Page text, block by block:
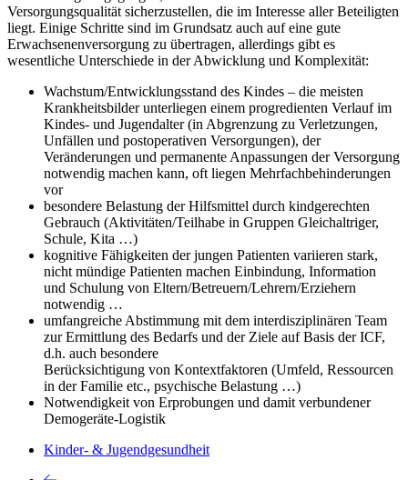
Versorgungsqualität sicherzustellen, die im Interesse aller Beteiligten
liegt. Einige Schritte sind im Grundsatz auch auf eine gute
Erwachsenenversorgung zu übertragen, allerdings gibt es
wesentliche Unterschiede in der Abwicklung und Komplexität:
Wachstum/Entwicklungsstand des Kindes – die meisten
Krankheitsbilder unterliegen einem progredienten Verlauf im
Kindes- und Jugendalter (in Abgrenzung zu Verletzungen,
Unfällen und postoperativen Versorgungen), der
Veränderungen und permanente Anpassungen der Versorgung
notwendig machen kann, oft liegen Mehrfachbehinderungen
vor
besondere Belastung der Hilfsmittel durch kindgerechten
Gebrauch (Aktivitäten/Teilhabe in Gruppen Gleichaltriger,
Schule, Kita …)
kognitive Fähigkeiten der jungen Patienten variieren stark,
nicht mündige Patienten machen Einbindung, Information
und Schulung von Eltern/Betreuern/Lehrern/Erziehern
notwendig …
umfangreiche Abstimmung mit dem interdisziplinären Team
zur Ermittlung des Bedarfs und der Ziele auf Basis der ICF,
d.h. auch besondere
Berücksichtigung von Kontextfaktoren (Umfeld, Ressourcen
in der Familie etc., psychische Belastung …)
Notwendigkeit von Erprobungen und damit verbundener
Demogeräte-Logistik
Kinder- & Jugendgesundheit